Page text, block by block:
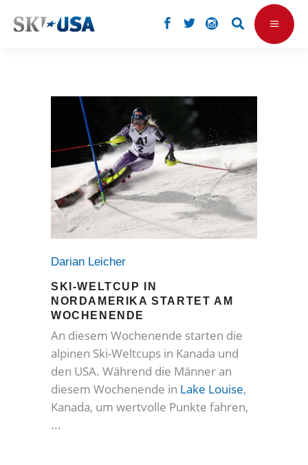
Darian Leicher
SKI-WELTCUP IN
NORDAMERIKA STARTET AM
WOCHENENDE
An diesem Wochenende starten die
alpinen Ski-Weltcups in Kanada und
den USA. Während die Männer an
diesem Wochenende in Lake Louise,
Kanada, um wertvolle Punkte fahren,